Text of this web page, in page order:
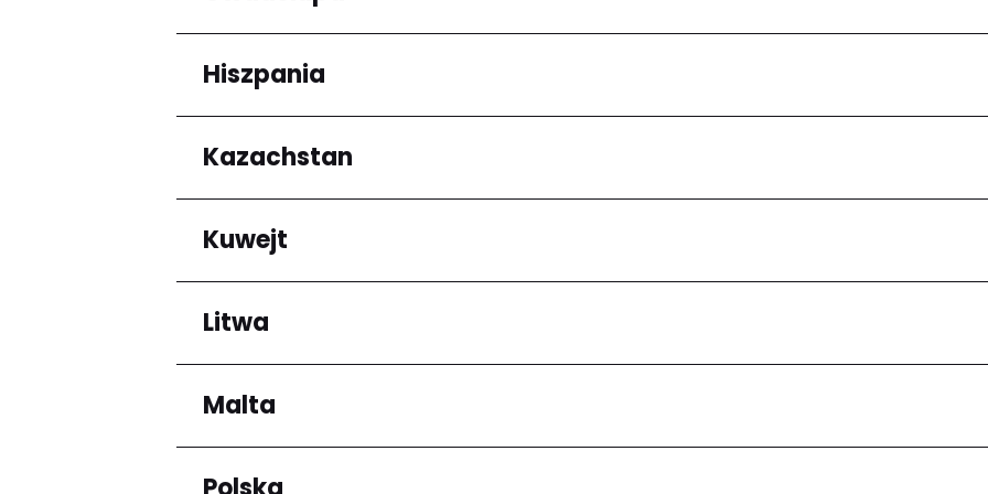
Arrondissement de Cayenne
Regiony
Grande-Terre
Hiszpania
Regiony
Andalucía
Kazachstan
Regiony
Almaty Region
Kuwejt
Regiony
Mubarak al-Kabir
Litwa
Regiony
Okręg kłajpedzki
Okręg mariampolski
Panevėžio apskritis
Malta
Regiony